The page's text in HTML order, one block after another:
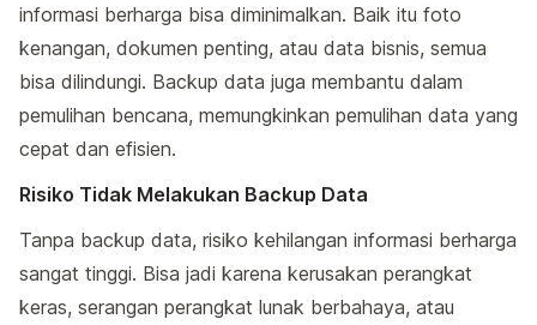
informasi berharga bisa diminimalkan. Baik itu foto
kenangan, dokumen penting, atau data bisnis, semua
bisa dilindungi. Backup data juga membantu dalam
pemulihan bencana, memungkinkan pemulihan data yang
cepat dan efisien.
Risiko Tidak Melakukan Backup Data
Tanpa backup data, risiko kehilangan informasi berharga
sangat tinggi. Bisa jadi karena kerusakan perangkat
keras, serangan perangkat lunak berbahaya, atau